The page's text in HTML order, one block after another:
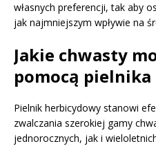
własnych preferencji, tak aby
jak najmniejszym wpływie na
Jakie chwasty
pomocą
Pielnik herbicydowy stanowi
zwalczania szerokiej gamy
jednorocznych, jak i